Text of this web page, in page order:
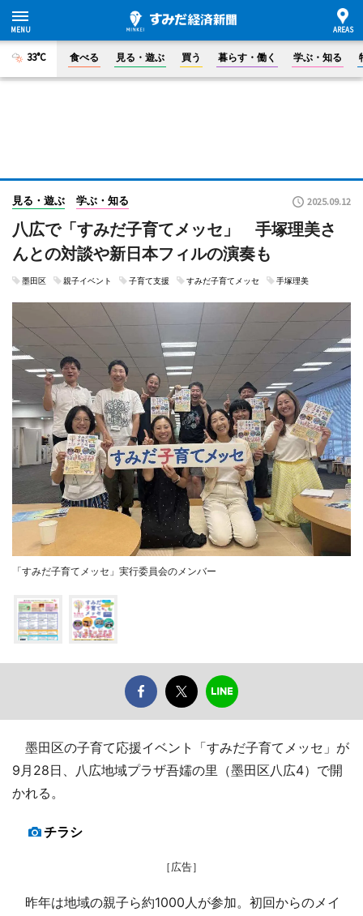
33°C 食べる 見る・遊ぶ 買う 暮らす・働く 学ぶ・知る
見る・遊ぶ 学ぶ・知る 2025.09.12
八広で「すみだ子育てメッセ」 手塚理美さ
んとの対談や新日本フィルの演奏も
墨田区 親子イベント 子育て支援 すみだ子育てメッセ 手塚理美
「すみだ子育てメッセ」実行委員会のメンバー
墨田区の子育て応援イベント「すみだ子育てメッセ」が
9月28日、八広地域プラザ吾嬬の里（墨田区八広4）で開
かれる。
チラシ
［広告］
昨年は地域の親子ら約1000人が参加。初回からのメイ